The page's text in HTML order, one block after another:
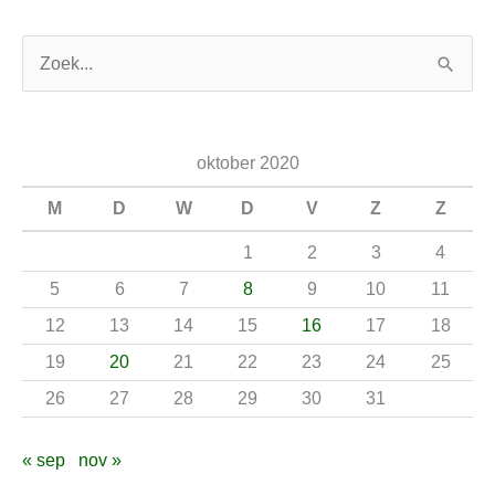
a
r
:
oktober 2020
M D W D V Z Z
1 2 3
4
5
6 7 8 9 10
11
12
13 14 15 16 17
18
19
20 21 22 23 24
25
26
27 28 29 30 31
« sep nov »